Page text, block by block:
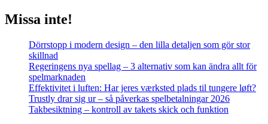
Missa inte!
Dörrstopp i modern design – den lilla detaljen som gör stor
skillnad
Regeringens nya spellag – 3 alternativ som kan ändra allt för
spelmarknaden
Effektivitet i luften: Har jeres værksted plads til tungere løft?
Trustly drar sig ur – så påverkas spelbetalningar 2026
Takbesiktning – kontroll av takets skick och funktion